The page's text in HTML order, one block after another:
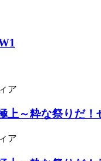
ア
～粋な祭りだ！
ア